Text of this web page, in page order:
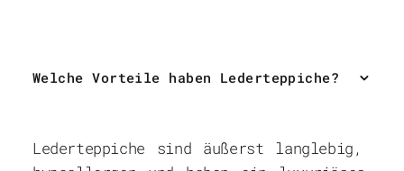
Welche Vorteile haben Lederteppiche?
Lederteppiche sind äußerst langlebig,